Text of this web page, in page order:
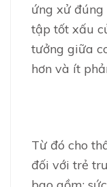
ứng xử
tập tốt xấu
tưởng giữa
hơn và ít
Từ đó cho
đối với trẻ